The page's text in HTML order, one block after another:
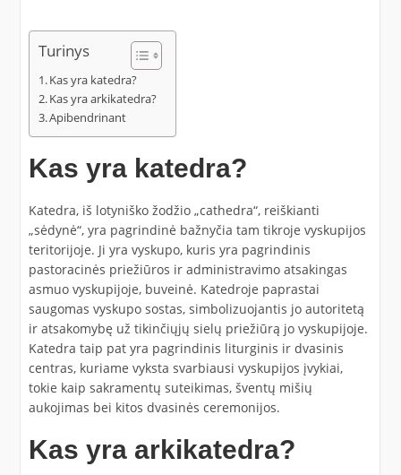
Turinys
Kas yra katedra?
Kas yra arkikatedra?
Apibendrinant
Kas yra katedra?
Katedra, iš lotyniško žodžio „cathedra“, reiškianti
„sėdynė“, yra pagrindinė bažnyčia tam tikroje vyskupijos
teritorijoje. Ji yra vyskupo, kuris yra pagrindinis
pastoracinės priežiūros ir administravimo atsakingas
asmuo vyskupijoje, buveinė. Katedroje paprastai
saugomas vyskupo sostas, simbolizuojantis jo autoritetą
ir atsakomybę už tikinčiųjų sielų priežiūrą jo vyskupijoje.
Katedra taip pat yra pagrindinis liturginis ir dvasinis
centras, kuriame vyksta svarbiausi vyskupijos įvykiai,
tokie kaip sakramentų suteikimas, šventų mišių
aukojimas bei kitos dvasinės ceremonijos.
Kas yra arkikatedra?